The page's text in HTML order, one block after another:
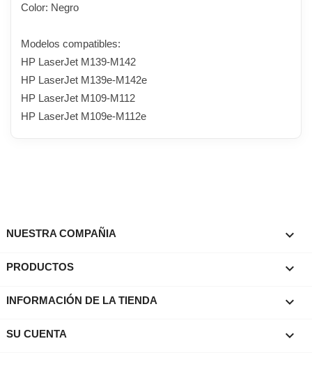
Color: Negro
Modelos compatibles:
HP LaserJet M139-M142
HP LaserJet M139e-M142e
HP LaserJet M109-M112
HP LaserJet M109e-M112e
NUESTRA COMPAÑIA 
PRODUCTOS 
INFORMACIÓN DE LA TIENDA keyboard_arrow_down
SU CUENTA 